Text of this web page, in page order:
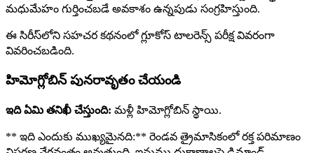
మధుమేహం గుర్తించబడే అవకాశం ఉన్నపుడు సంగ్రహిస్తుంది.
ఈ సిరీస్‌లోని సహచర కథనంలో గ్లూకోస్ టాలరెన్స్ పరీక్ష వివరంగా
వివరించబడింది.
హిమోగ్లోబిన్ పునరావృతం చేయండి
ఇది ఏమి తనిఖీ చేస్తుంది: మళ్లీ హిమోగ్లోబిన్ స్థాయి.
** ఇది ఎందుకు ముఖ్యమైనది:** రెండవ త్రైమాసికంలో రక్త పరిమాణం